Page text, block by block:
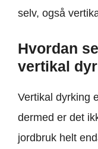
selv, også
Hvordan
vertikal
Vertikal dyrking
dermed er det
jordbruk helt